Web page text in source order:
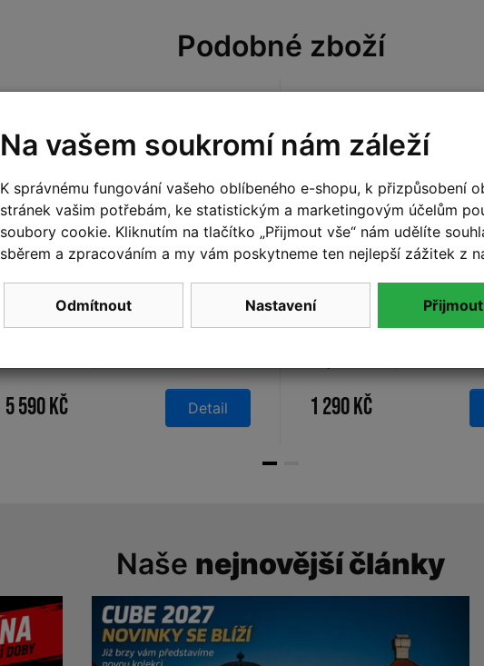
Podobné zboží
M,L,XL,XXL
5 590 Kč Detail
XL ,XXL,
1 290 Kč
Naše nejnovější články
Na vašem soukromí nám záleží
K správnému fungování vašeho oblíbeného e-shopu, k přizpůsobení
stránek vašim potřebám, ke statistickým a marketingovým účelům
soubory cookie. Kliknutím na tlačítko „Přijmout vše“ nám udělíte
sběrem a zpracováním a my vám poskytneme ten nejlepší zážitek z
Odmítnout Nastavení